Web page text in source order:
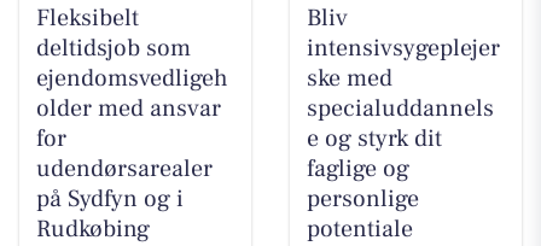
Fleksibelt
deltidsjob som
ejendomsvedligeh
older med ansvar
for
udendørsarealer
på Sydfyn og i
Rudkøbing
Bliv
intensivsygeplejer
ske med
specialuddannels
e og styrk dit
faglige og
personlige
potentiale